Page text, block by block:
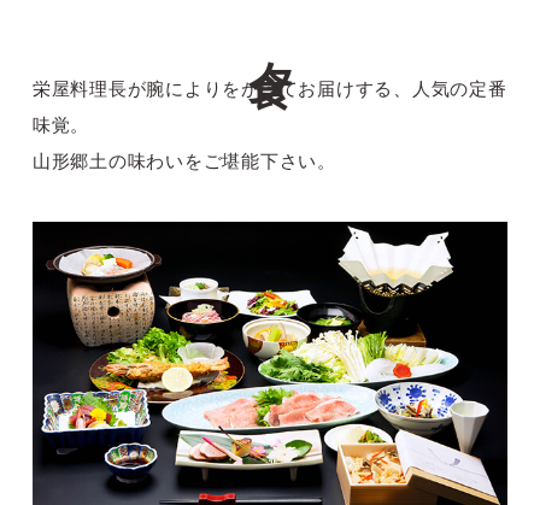
栄屋料理長が腕によりをかけてお届けする、人気の定番
味覚。
山形郷土の味わいをご堪能下さい。